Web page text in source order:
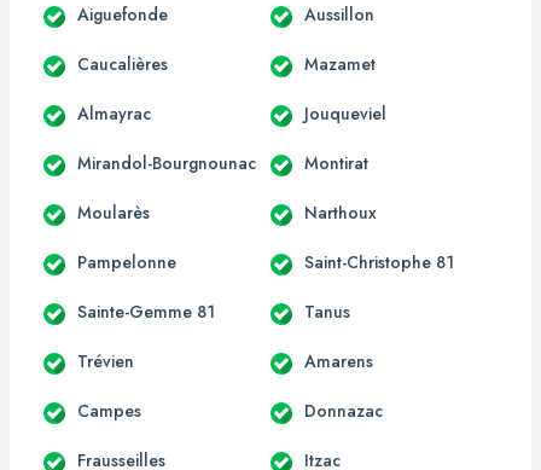
Aiguefonde Aussillon
Caucalières Mazamet
Almayrac Jouqueviel
Mirandol-Bourgnounac Montirat
Moularès Narthoux
Pampelonne Saint-Christophe 81
Sainte-Gemme 81 Tanus
Trévien Amarens
Campes Donnazac
Frausseilles Itzac